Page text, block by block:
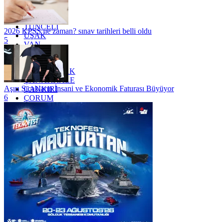
TOKAT
TRABZON
TUNCELİ
UŞAK
VAN
YALOVA
YOZGAT
ZONGULDAK
ÇANAKKALE
ÇANKIRI
ÇORUM
İSTANBUL
İZMİR
ŞANLIURFA
ŞIRNAK
2026 KPSS ne zaman? sınav tarihleri belli oldu
5
Aşırı Sıcakların İnsani ve Ekonomik Faturası Büyüyor
6